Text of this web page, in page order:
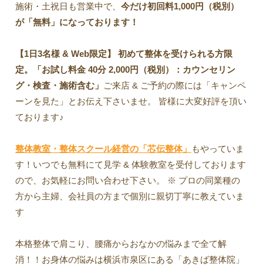
施術・土祝日も営業中で、今だけ初回料1,000円（税別）
が「無料」になっております！
【1日3名様 & Web限定】 初めて整体を受けられる方限
定。「お試し料金 40分 2,000円（税別）：カウンセリン
グ・検査・施術含む」 ご来店 & ご予約の際には「キャンペ
ーンを見た」とお伝え下さいませ。 皆様に大変好評を頂い
ております♪
整体教室・整体スクール経営の「芯伝整体」
もやっていま
す！いつでも無料にて見学 & 体験教室を受付しております
ので、お気軽にお問い合わせ下さい。 ※ プロの同業種の
方から主婦、会社員の方まで個別に親切丁寧に教えていま
す
本格整体で肩こり、腰痛からおなかの悩みまで全て解
消！！お身体の悩みは横浜市泉区にある「あきば整体院」